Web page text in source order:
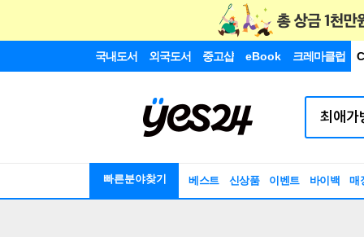
국내도서 외국도서 중고샵 eBook 크레마클럽
빠른분야찾기 베스트 신상품 이벤트 바이백 매